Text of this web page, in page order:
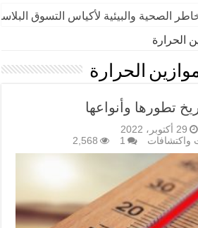
الصحية والبيئية لأكياس التسوق
الحرارة
الحرارة
تطورها وأنواعها
29 أكتوبر، 2022
واكتشافات 1
2,568